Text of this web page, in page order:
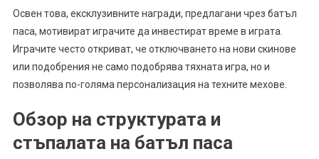
Освен това, ексклузивните награди, предлагани чрез батъл
паса, мотивират играчите да инвестират време в играта.
Играчите често откриват, че отключването на нови скинове
или подобрения не само подобрява тяхната игра, но и
позволява по-голяма персонализация на техните мехове.
Обзор на структурата и
стъпалата на батъл паса